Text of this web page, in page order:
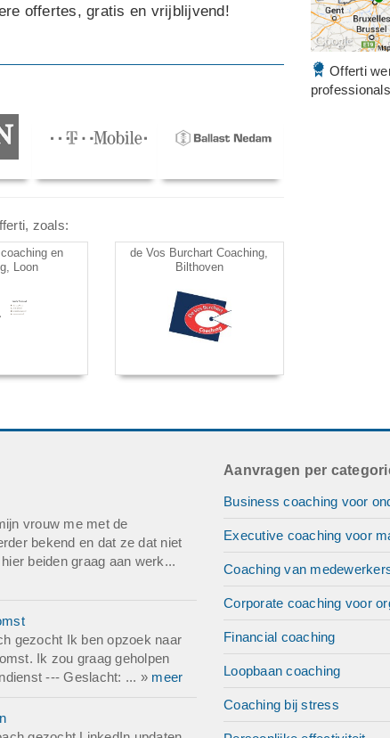
offertes, gratis en vrijblijvend!
zoals:
en
Loon
de Vos Burchart Coaching,
Bilthoven
Offerti
vrouw me met de
bekend en dat ze dat niet
beiden graag aan werk...
gezocht Ik ben opzoek naar
Ik zou graag geholpen
--- Geslacht: ... » meer
Aanvragen per
Business coaching voor
Executive coaching voor
Coaching van
Corporate coaching voor
Financial coaching
Loopbaan coaching
Coaching bij stress